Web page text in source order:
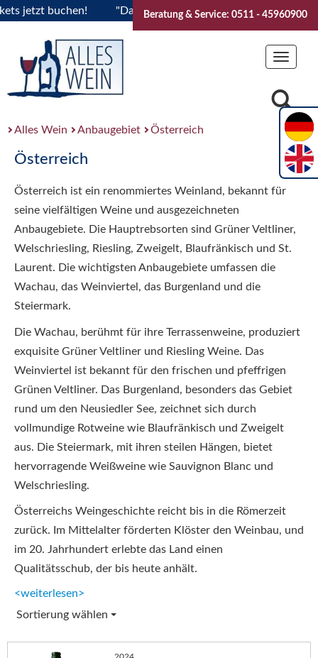
buchen! "Das Sommerfest 2026" Vive la
Beratung & Service: 0511 - 45960900
Toggle
Alles Wein Anbaugebiet Österreich
Österreich
Österreich ist ein renommiertes Weinland, bekannt für
seine vielfältigen Weine und ausgezeichneten
Anbaugebiete. Die Hauptrebsorten sind Grüner Veltliner,
Welschriesling, Riesling, Zweigelt, Blaufränkisch und St.
Laurent. Die wichtigsten Anbaugebiete umfassen die
Wachau, das Weinviertel, das Burgenland und die
Steiermark.
Die Wachau, berühmt für ihre Terrassenweine, produziert
exquisite Grüner Veltliner und Riesling Weine. Das
Weinviertel ist bekannt für den frischen und pfeffrigen
Grünen Veltliner. Das Burgenland, besonders das Gebiet
rund um den Neusiedler See, zeichnet sich durch
vollmundige Rotweine wie Blaufränkisch und Zweigelt
aus. Die Steiermark, mit ihren steilen Hängen, bietet
hervorragende Weißweine wie Sauvignon Blanc und
Welschriesling.
Österreichs Weingeschichte reicht bis in die Römerzeit
zurück. Im Mittelalter förderten Klöster den Weinbau, und
im 20. Jahrhundert erlebte das Land einen
Qualitätsschub, der bis heute anhält.
<weiterlesen>
Sortierung wählen
2024